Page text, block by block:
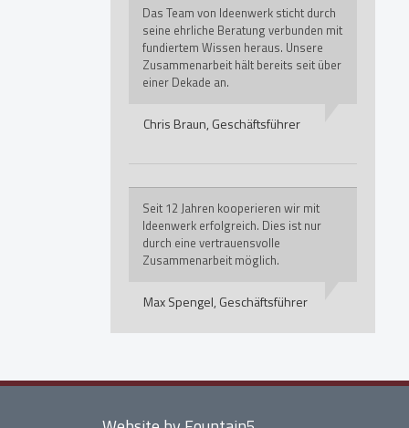
Das Team von Ideenwerk sticht durch
seine ehrliche Beratung verbunden mit
fundiertem Wissen heraus. Unsere
Zusammenarbeit hält bereits seit über
einer Dekade an.
Chris Braun, Geschäftsführer
Seit 12 Jahren kooperieren wir mit
Ideenwerk erfolgreich. Dies ist nur
durch eine vertrauensvolle
Zusammenarbeit möglich.
Max Spengel, Geschäftsführer